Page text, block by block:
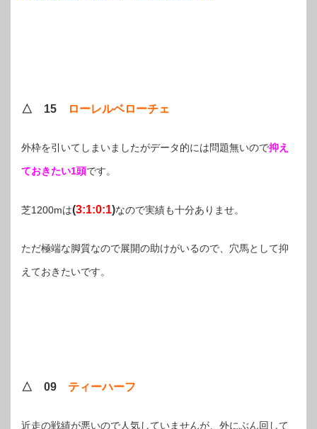
△ 15 ローレルベローチェ
外枠を引いてしまいましたがデータ的には問題無いので抑え
ておきたい1頭です。
芝1200mは(3:1:0:1)なので実績も十分ありませ。
ただ極端な脚質なので展開の助けがいるので、穴馬として抑
えておきたいです。
△ 09 ティーハーフ
近走の戦績が悪いので人気していませんが、外にぶん回して